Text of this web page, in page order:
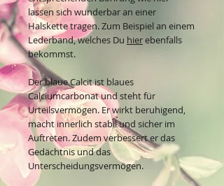
lassen sich wunderbar an einer
Halskette tragen. Zum Beispiel an einem
Lederband, welches Du hierebenfalls
bekommst.
Der blaue Calcit ist blaues
Calciumcarbonat und steht für
Urteilsvermögen. Er wirkt beruhigend,
macht innerlich stabil und sicher im
Auftreten. Zudem verbessert er das
Gedächtnis und das
Unterscheidungsvermögen.